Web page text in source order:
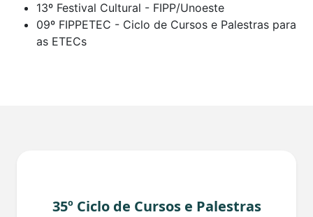
13º Festival Cultural - FIPP/Unoeste
09º FIPPETEC - Ciclo de Cursos e Palestras para
as ETECs
35º Ciclo de Cursos e Palestras